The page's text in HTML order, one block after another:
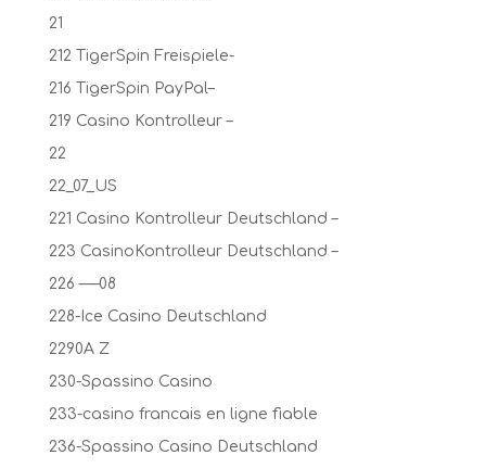
21
212 TigerSpin Freispiele-
216 TigerSpin PayPal–
219 Casino Kontrolleur –
22
22_07_US
221 Casino Kontrolleur Deutschland –
223 CasinoKontrolleur Deutschland –
226 —–08
228-Ice Casino Deutschland
2290A Z
230-Spassino Casino
233-casino francais en ligne fiable
236-Spassino Casino Deutschland